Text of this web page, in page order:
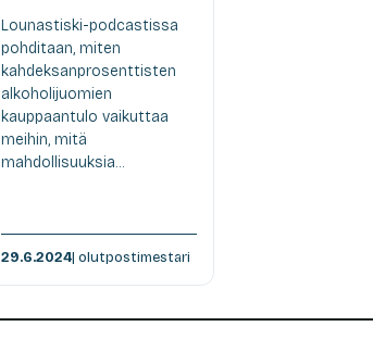
Lounastiski-podcastissa
pohditaan, miten
kahdeksanprosenttisten
alkoholijuomien
kauppaantulo vaikuttaa
meihin, mitä
mahdollisuuksia...
29.6.2024| olutpostimestari